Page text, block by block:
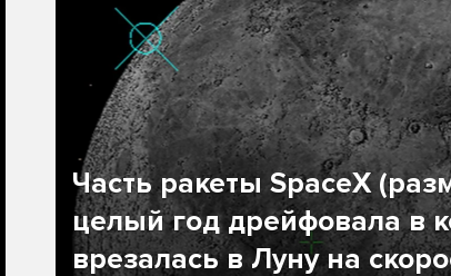
Часть ракеты SpaceX
целый год дрейфовала в
врезалась в Луну на